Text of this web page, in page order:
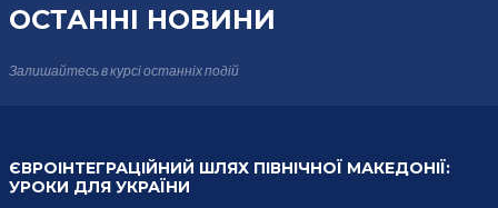
ОСТАННІ НОВИНИ
Залишайтесь в курсіостанніх подій
ЄВРОІНТЕГРАЦІЙНИЙ ШЛЯХ ПІВНІЧНОЇ МАКЕДОНІЇ:
УРОКИ ДЛЯ УКРАЇНИ